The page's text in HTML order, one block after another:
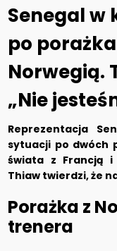
Senegal w
po
Norwegią.
„Nie
Reprezentacja
sytuacji po dwóch
świata z Francją i
Thiaw twierdzi, że
Porażka z
trenera